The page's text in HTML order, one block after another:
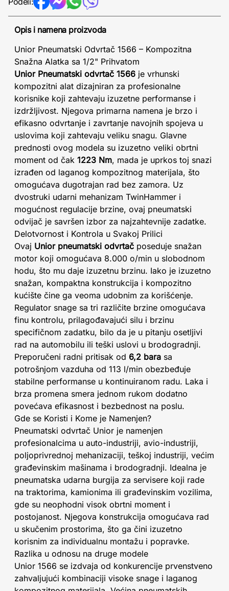
Opis i namena proizvoda
Unior Pneumatski Odvrtač 1566 – Kompozitna
Snažna Alatka sa 1/2" Prihvatom
Unior Pneumatski odvrtač 1566 je vrhunski
kompozitni alat dizajniran za profesionalne
korisnike koji zahtevaju izuzetne performanse i
izdržljivost. Njegova primarna namena je brzo i
efikasno odvrtanje i zavrtanje navojnih spojeva u
uslovima koji zahtevaju veliku snagu. Glavne
prednosti ovog modela su izuzetno veliki obrtni
moment od čak 1223 Nm, mada je uprkos toj snazi
izrađen od laganog kompozitnog materijala, što
omogućava dugotrajan rad bez zamora. Uz
dvostruki udarni mehanizam TwinHammer i
mogućnost regulacije brzine, ovaj pneumatski
odvijač je savršen izbor za najzahtevnije zadatke.
Delotvornost i Kontrola u Svakoj Prilici
Ovaj Unior pneumatski odvrtač poseduje snažan
motor koji omogućava 8.000 o/min u slobodnom
hodu, što mu daje izuzetnu brzinu. Iako je izuzetno
snažan, kompaktna konstrukcija i kompozitno
kućište čine ga veoma udobnim za korišćenje.
Regulator snage sa tri različite brzine omogućava
finu kontrolu, prilagođavajući silu i brzinu
specifičnom zadatku, bilo da je u pitanju osetljivi
rad na automobilu ili teški uslovi u brodogradnji.
Preporučeni radni pritisak od 6,2 bara sa
potrošnjom vazduha od 113 l/min obezbeđuje
stabilne performanse u kontinuiranom radu. Laka i
brza promena smera jednom rukom dodatno
povećava efikasnost i bezbednost na poslu.
Gde se Koristi i Kome je Namenjen?
Pneumatski odvrtač Unior je namenjen
profesionalcima u auto-industriji, avio-industriji,
poljoprivrednoj mehanizaciji, teškoj industriji, većim
građevinskim mašinama i brodogradnji. Idealna je
pneumatska udarna burgija za servisere koji rade
na traktorima, kamionima ili građevinskim vozilima,
gde su neophodni visok obrtni moment i
postojanost. Njegova konstrukcija omogućava rad
u skučenim prostorima, što ga čini izuzetno
korisnim za individualnu montažu i popravke.
Razlika u odnosu na druge modele
Unior 1566 se izdvaja od konkurencije prvenstveno
zahvaljujući kombinaciji visoke snage i laganog